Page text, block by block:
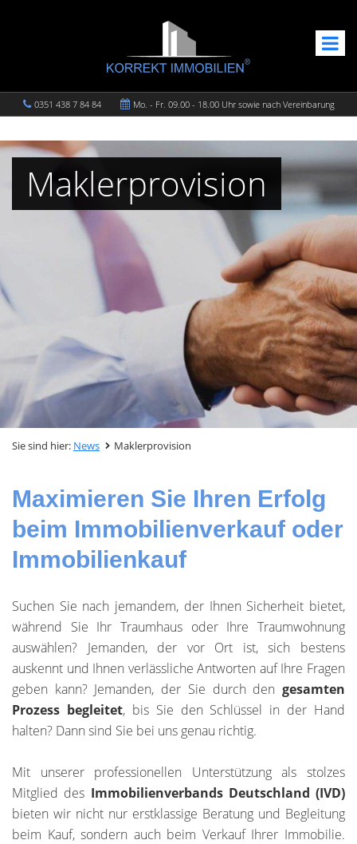
0351 438 7 84 84 Mo. - Fr. 09.00 - 18.00 Uhr sowie nach Vereinbarung
Maklerprovision
Sie sind hier: News Maklerprovision
Maximieren Sie Ihren Erfolg
beim Immobilienverkauf oder
Immobilienkauf
Suchen Sie nach jemandem, der Ihnen Sicherheit bietet,
während Sie Ihr Traumhaus oder Ihre Traumwohnung
auswählen? Jemanden, der vor Ort ist, sich bestens
auskennt und Ihnen verlässliche Antworten auf Ihre Fragen
geben kann? Jemanden, der Sie durch den gesamten
Prozess begleitet, bis Sie den Schlüssel in der Hand
halten? Dann sind Sie bei uns genau richtig.
Mit unserer professionellen Unterstützung als stolzes
Mitglied des Immobilienverbands Deutschland (IVD)
bieten wir nicht nur erstklassige Beratung und Begleitung
beim Kauf, sondern auch beim Verkauf Ihrer Immobilie.